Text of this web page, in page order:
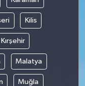
Kilis
Kırşehir
Malatya
Muğla